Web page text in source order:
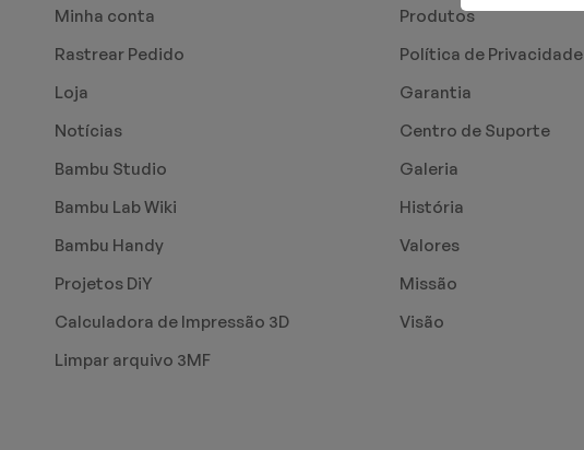
Minha conta
Rastrear Pedido
Loja
Notícias
Bambu Studio
Bambu Lab Wiki
Bambu Handy
Projetos DiY
Calculadora de Impressão 3D
Limpar arquivo 3MF
Produtos
Política de Privacidade
Garantia
Centro de Suporte
Galeria
História
Valores
Missão
Visão